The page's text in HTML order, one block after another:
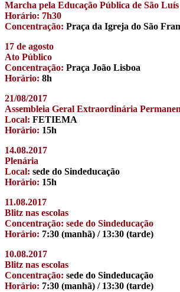
Marcha pela Educação Pública de São Luís
Horário: 7h30
Concentração: Praça da Igreja do São
17 de agosto
Ato Público
Concentração: Praça João Lisboa
Horário: 8h
21/08/2017
Assembleia Geral Extraordinária
Local: FETIEMA
Horário: 15h
14.08.2017
Plenária
Local: sede do Sindeducação
Horário: 15h
11.08.2017
Blitz nas escolas
Concentração: sede do Sindeducação
Horário: 7:30 (manhã) / 13:30 (tarde)
10.08.2017
Blitz nas escolas
Concentração: sede do Sindeducação
Horário: 7:30 (manhã) / 13:30 (tarde)